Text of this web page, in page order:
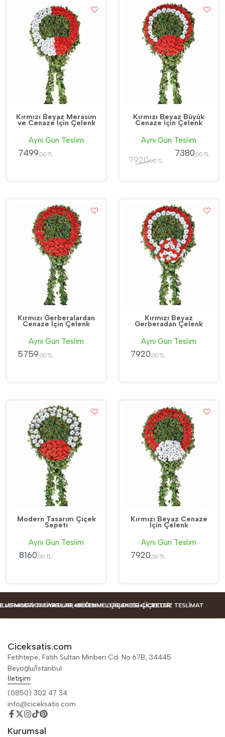
Kırmızı Beyaz Merasim
ve Cenaze İçin Çelenk
Aynı Gün Teslim
7499,00 TL
Kırmızı Beyaz Büyük
Cenaze İçin Çelenk
Aynı Gün Teslim
7920,00 TL
7380,00 TL
Kırmızı Gerberalardan
Cenaze İçin Çelenk
Aynı Gün Teslim
5759 ,00 TL
Kırmızı Beyaz
Gerberadan Çelenk
Aynı Gün Teslim
7920 ,00 TL
Modern Tasarım Çiçek
Sepeti
Aynı Gün Teslim
8160 ,00 TL
Kırmızı Beyaz Cenaze
İçin Çelenk
Aynı Gün Teslim
7920 ,00 TL
HARIKA FIYATLAR, MÜKEMMEL ÇIÇEKLER ÜCRETSIZ TESLIMAT
MODA TASARIMLAR BEĞENME GARANTILI ÇIÇEKLER
Ciceksatis.com
Fetihtepe, Fatih Sultan Minberi Cd. No:67B, 34445
Beyoğlu/İstanbul
İletişim
(0850) 302 47 34
info@ciceksatis.com
Kurumsal